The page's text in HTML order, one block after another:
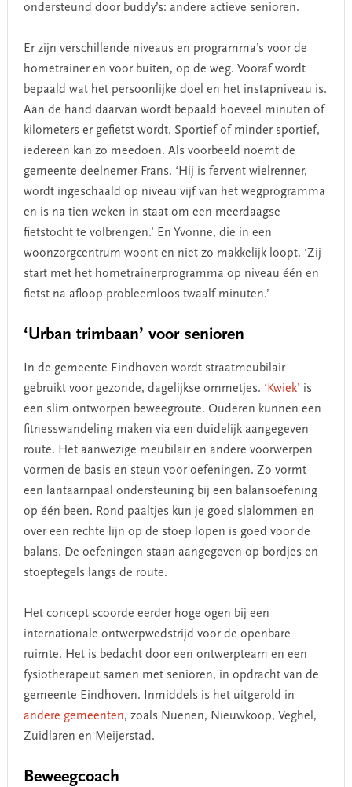
ondersteund door buddy’s: andere actieve senioren.
Er zijn verschillende niveaus en programma’s voor de
hometrainer en voor buiten, op de weg. Vooraf wordt
bepaald wat het persoonlijke doel en het instapniveau is.
Aan de hand daarvan wordt bepaald hoeveel minuten of
kilometers er gefietst wordt. Sportief of minder sportief,
iedereen kan zo meedoen. Als voorbeeld noemt de
gemeente deelnemer Frans. ‘Hij is fervent wielrenner,
wordt ingeschaald op niveau vijf van het wegprogramma
en is na tien weken in staat om een meerdaagse
fietstocht te volbrengen.’ En Yvonne, die in een
woonzorgcentrum woont en niet zo makkelijk loopt. ‘Zij
start met het hometrainerprogramma op niveau één en
fietst na afloop probleemloos twaalf minuten.’
‘Urban trimbaan’ voor senioren
In de gemeente Eindhoven wordt straatmeubilair
gebruikt voor gezonde, dagelijkse ommetjes. ‘Kwiek’ is
een slim ontworpen beweegroute. Ouderen kunnen een
fitnesswandeling maken via een duidelijk aangegeven
route. Het aanwezige meubilair en andere voorwerpen
vormen de basis en steun voor oefeningen. Zo vormt
een lantaarnpaal ondersteuning bij een balansoefening
op één been. Rond paaltjes kun je goed slalommen en
over een rechte lijn op de stoep lopen is goed voor de
balans. De oefeningen staan aangegeven op bordjes en
stoeptegels langs de route.
Het concept scoorde eerder hoge ogen bij een
internationale ontwerpwedstrijd voor de openbare
ruimte. Het is bedacht door een ontwerpteam en een
fysiotherapeut samen met senioren, in opdracht van de
gemeente Eindhoven. Inmiddels is het uitgerold in
andere gemeenten, zoals Nuenen, Nieuwkoop, Veghel,
Zuidlaren en Meijerstad.
Beweegcoach